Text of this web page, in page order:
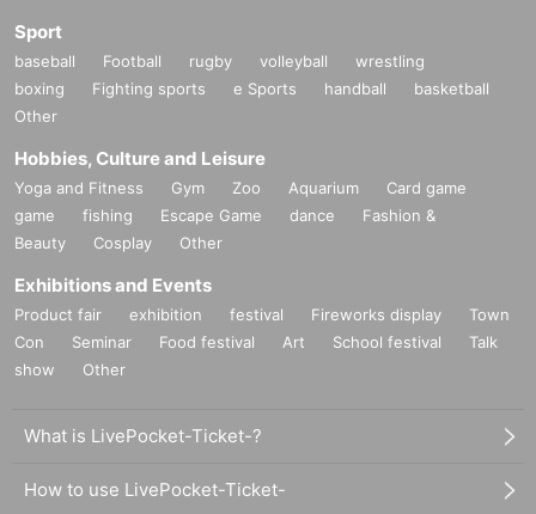
Sport
baseball Football rugby volleyball
wrestling
boxing
Fighting sports e Sports handball
basketball
Other
Hobbies, Culture and Leisure
Yoga and Fitness Gym Zoo Aquarium
Card game
game
fishing Escape Game dance
Fashion &
Beauty
Cosplay Other
Exhibitions and Events
Product fair exhibition festival Fireworks display
Town
Con
Seminar Food festival Art School festival
Talk
show
Other
What is LivePocket-Ticket-?
How to use LivePocket-Ticket-